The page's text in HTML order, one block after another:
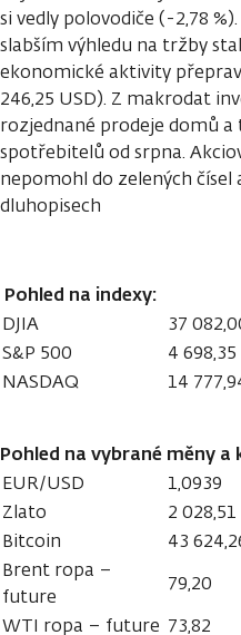
si vedly polovodiče (-2,78
slabším výhledu na tržby
ekonomické aktivity
246,25 USD). Z makrodat
rozjednané prodeje domů a
spotřebitelů od srpna.
nepomohl do zelených čísel
dluhopisech
Pohled na indexy:
DJIA 37
S&P 500
4 698,35
NASDAQ
14
Pohled na vybrané měny
EUR/USD 1,0939
Zlato
2 028,51
Bitcoin
43
Brent ropa –
future
79,20
WTI ropa – future 73,82